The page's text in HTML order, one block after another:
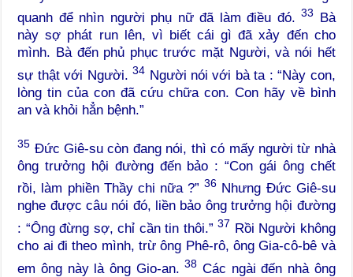
quanh để nhìn người phụ nữ đã làm điều đó.33
Bà
này sợ phát run lên, vì biết cái gì đã xảy đến cho
mình. Bà đến phủ phục trước mặt Người, và nói hết
sự thật với Người.34 Người nói với bà ta : “Này con,
lòng tin của con đã cứu chữa con. Con hãy về bình
an và khỏi hẳn bệnh.”
35 Đức Giê-su còn đang nói, thì có mấy người từ nhà
ông trưởng hội đường đến bảo : “Con gái ông chết
rồi, làm phiền Thầy chi nữa ?”36 Nhưng Đức Giê-su
nghe được câu nói đó, liền bảo ông trưởng hội đường
: “Ông đừng sợ, chỉ cần tin thôi.”37 Rồi Người không
cho ai đi theo mình, trừ ông Phê-rô, ông Gia-cô-bê và
em ông này là ông Gio-an.38 Các ngài đến nhà ông